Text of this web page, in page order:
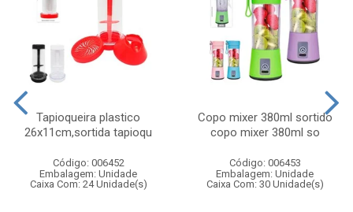
Tapioqueira plastico
26x11cm,sortida tapioqu
Código: 006452
Embalagem: Unidade
Caixa Com: 24 Unidade(s)
Copo mixer 380ml sortido
copo mixer 380ml so
Código: 006453
Embalagem: Unidade
Caixa Com: 30 Unidade(s)